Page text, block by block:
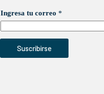
Ingresa tu correo *
Suscribirse